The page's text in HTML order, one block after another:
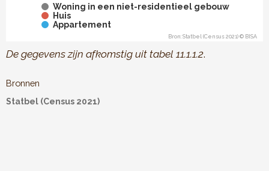
Woning in een niet-residentieel gebouw
Huis
Appartement
Bron: Statbel (Census 2021) © BISA
De gegevens zijn afkomstig uit tabel 11.1.1.2.
Bronnen
Statbel (Census 2021)